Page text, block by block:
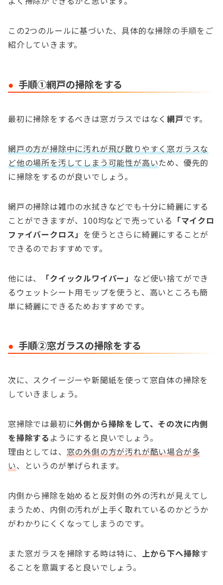
この2つのルールに基づいた、具体的な掃除の手順をご
紹介していきます。
手順①網戸の掃除をする
最初に掃除をするべきは窓ガラスではなく網戸です。
網戸の方が掃除中に汚れが飛び散りやすく窓ガラスな
ど他の場所を汚してしまう可能性が高いため、優先的
に掃除をするのが良いでしょう。
網戸の掃除は雑巾の水拭きなどでも十分に綺麗にする
ことができますが、100均などで売っている 「マイクロ
ファイバークロス」 を使うとさらに綺麗にすることが
できるのでおすすめです。
他には、 「クイックルワイパー」 など使い捨てができ
るウェットシート用モップを使うと、高いところも簡
単に綺麗にできるためおすすめです。
手順②窓ガラスの掃除をする
次に、スクイージーや新聞紙を使って窓自体の掃除を
していきましょう。
窓掃除では最初に外側から掃除をして、その次に内側
を掃除する ようにすると良いでしょう。
理由としては、 窓の外側の方が汚れが酷い場合が多
い、というのが挙げられます。
内側から掃除を始めると反対側の外の汚れが見えてし
まうため、内側の汚れが上手く取れているのかどうか
がわかりにくくなってしまうのです。
また窓ガラスを掃除する時は特に、 上から下へ掃除す
ることを意識すると良いでしょう。